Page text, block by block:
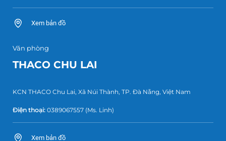
Xem bản đồ
Văn phòng
THACO CHU LAI
KCN THACO Chu Lai, Xã Núi Thành, TP. Đà Nẵng, Việt Nam
Điện thoại: 0389067557 (Ms. Linh)
Xem bản đồ